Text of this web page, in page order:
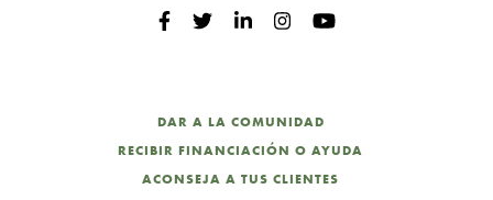
DAR A LA COMUNIDAD
RECIBIR FINANCIACIÓN O AYUDA
ACONSEJA A TUS CLIENTES